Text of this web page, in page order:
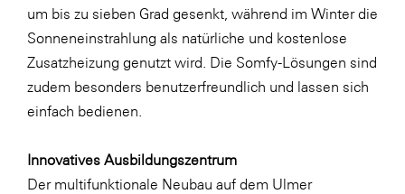
Salesforce
sebamed
SeneCura
SERVICE&MORE
Somfy
um bis zu sieben Grad gesenkt, während im Winter die
Sonneneinstrahlung als natürliche und kostenlose
Zusatzheizung genutzt wird. Die Somfy-Lösungen sind
zudem besonders benutzerfreundlich und lassen sich
einfach bedienen.
Innovatives Ausbildungszentrum
Der multifunktionale Neubau auf dem Ulmer